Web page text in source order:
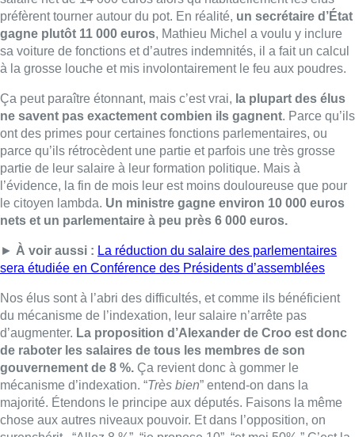
nets et un parlementaire à peu près 6 000 euros.
►À voir aussi :La réduction du salaire des parlementaires
sera étudiée en Conférence des Présidents d’assemblées
du mécanisme de l’indexation, leur salaire n’arrête pas
d’augmenter. La proposition d’Alexander deCrooest donc
de raboter les salaires de tous les membres de son
gouvernement de 8 %. Ça revient donc à gommer le
mécanisme d’indexation.“Très bien” entend-on dans la
majorité.Étendons le principe aux députés.Faisons la même
chose aux autres niveaux pouvoir.Et dans l’opposition, on
surenchérit.“Allez 8 %”, “je propose 10”, “et moi 50%
surenchère, comme si c’étaient les soldes sur la représentation
démocratique.
Alors bien sûr, il y a un signal avec ces baisses de
salaire. C’est l’idée de montrer qu’on a compris le malaise
et qu’on ne vit pas dans un monde à part. Mais il faut peut-
être éviter de s’engouffrer dans le populisme.Bien sûr, ces
salaires sont nettement supérieurs à la moyenne.Mais ils sont
au niveau de ce que gagnent des médecins spécialistes, des
fonctionnaires européens, des directeurs ou des chefs de
service dans une grande multinationale, des avocats d’affaires,
etc.Rien n’empêche de les diviser par deux pour les ramener